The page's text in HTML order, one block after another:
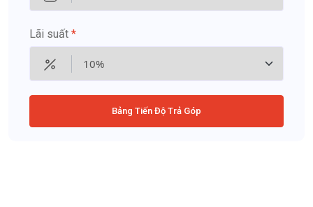
Lãi suất *
Bảng Tiến Độ Trả Góp